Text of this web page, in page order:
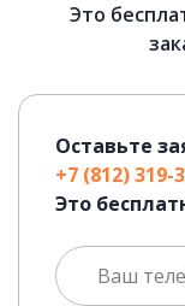
Лотки
Это
Оставьте
+7 (812) 319-
Это